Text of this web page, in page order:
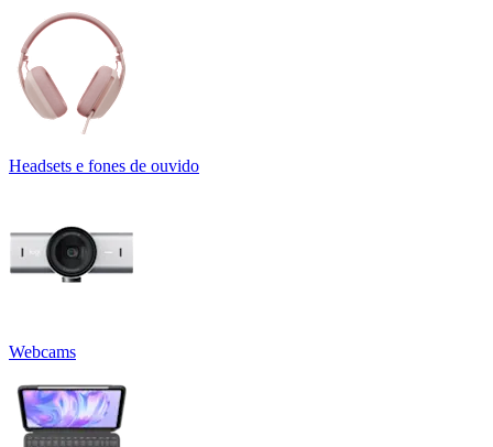
Headsets e fones de ouvido
Webcams